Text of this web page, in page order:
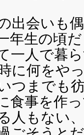
出会いも
年生の頃
一人で暮
に何をや
つまでも
食事を作
人もない